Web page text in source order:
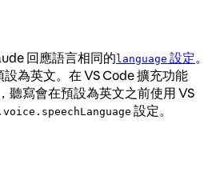
回應語言相同的 language 設定。
為英文。在 VS Code 擴充功能
聽寫會在預設為英文之前使用 VS
設定。